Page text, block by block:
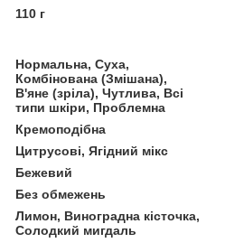
110 г
Нормальна, Суха,
Комбінована (Змішана),
В'яне (зріла), Чутлива, Всі
типи шкіри, Проблемна
Кремоподібна
Цитрусові, Ягідний мікс
Бежевий
Без обмежень
Лимон, Виноградна кісточка,
Солодкий мигдаль